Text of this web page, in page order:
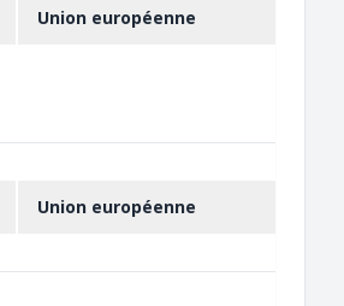
Union européenne
Union européenne